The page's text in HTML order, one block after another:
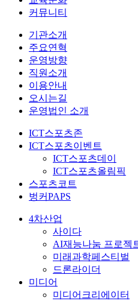
커뮤니티
기관소개
주요연혁
운영방향
직원소개
이용안내
오시는길
운영법인 소개
ICT스포츠존
ICT스포츠이벤트
ICT스포츠데이
ICT스포츠올림픽
스포츠코트
벙커PAPS
4차산업
사이다
AI재능나눔 프로젝
미래과학페스티벌
드론라이더
미디어
미디어크리에이터